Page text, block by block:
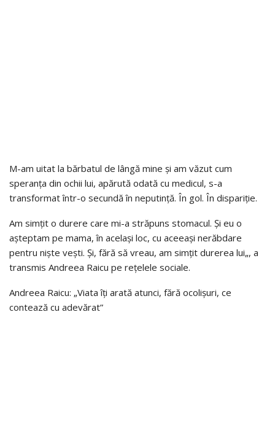
M-am uitat la bărbatul de lângă mine și am văzut cum
speranța din ochii lui, apărută odată cu medicul, s-a
transformat într-o secundă în neputință. În gol. În dispariție.
Am simțit o durere care mi-a străpuns stomacul. Și eu o
așteptam pe mama, în același loc, cu aceeași nerăbdare
pentru niște vești. Și, fără să vreau, am simțit durerea lui„, a
transmis Andreea Raicu pe rețelele sociale.
Andreea Raicu: „Viata îți arată atunci, fără ocolișuri, ce
contează cu adevărat”